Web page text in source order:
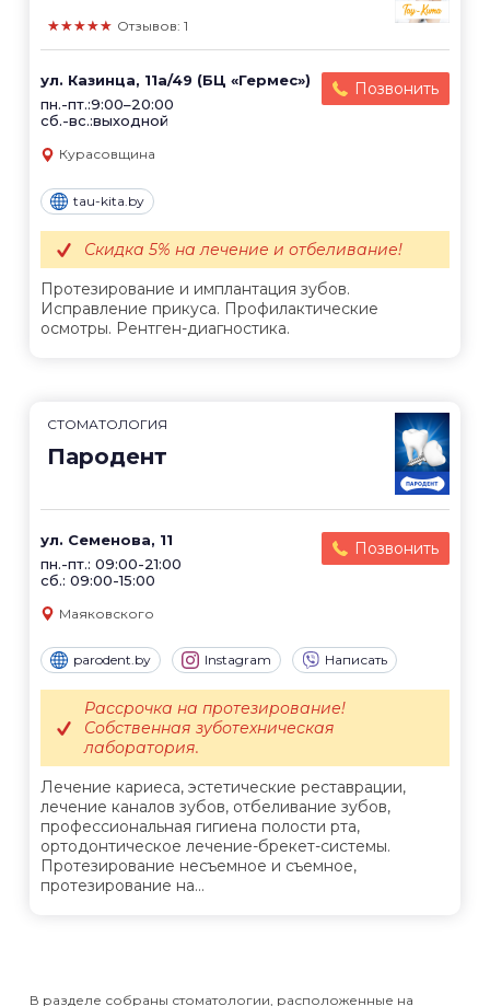
★★★★★ Отзывов: 1
ул. Казинца, 11а/49 (БЦ «Гермес»)
пн.-пт.:9:00–20:00
сб.-вс.:выходной
Позвонить
Курасовщина
tau-kita.by
Протезирование и имплантация зубов.
Исправление прикуса. Профилактические
осмотры. Рентген-диагностика.
Скидка 5% на лечение и отбеливание!
СТОМАТОЛОГИЯ
Пародент
ул. Семенова, 11
пн.-пт.: 09:00-21:00
сб.: 09:00-15:00
Позвонить
Маяковского
parodent.by Instagram Написать
Лечение кариеса, эстетические реставрации,
лечение каналов зубов, отбеливание зубов,
профессиональная гигиена полости рта,
ортодонтическое лечение-брекет-системы.
Протезирование несъемное и съемное,
протезирование на...
Рассрочка на протезирование!
Собственная зуботехническая
лаборатория.
В разделе собраны стоматологии, расположенные на